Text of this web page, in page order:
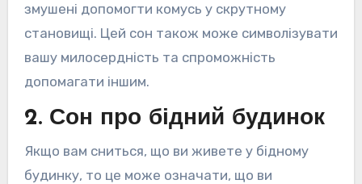
змушені допомогти комусь у скрутному
становищі. Цей сон також може символізувати
вашу милосердність та спроможність
допомагати іншим.
2. Сон про бідний будинок
Якщо вам сниться, що ви живете у бідному
будинку, то це може означати, що ви